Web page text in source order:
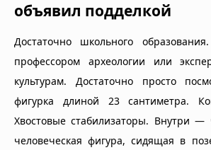
объявил подделкой
Достаточно школьного
профессором археологии или
культурам. Достаточно просто
фигурка длиной 23 сантиметра.
Хвостовые стабилизаторы. Внутри —
человеческая фигура, сидящая в